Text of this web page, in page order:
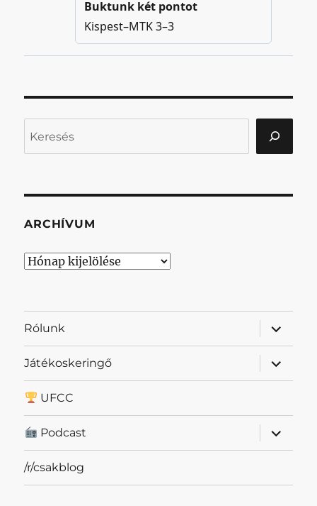
ARCHÍVUM
Archívum
Rólunk
almenü
Játékoskeringő
almenü
UFCC
Podcast
almenü
/r/csakblog